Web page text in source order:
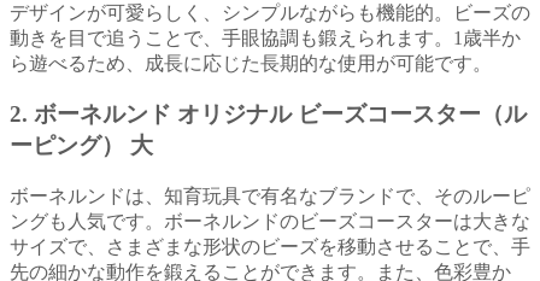
デザインが可愛らしく、シンプルながらも機能的。ビーズの
動きを目で追うことで、手眼協調も鍛えられます。1歳半か
ら遊べるため、成長に応じた長期的な使用が可能です。
2. ボーネルンド オリジナル ビーズコースター（ル
ーピング） 大
ボーネルンドは、知育玩具で有名なブランドで、そのルーピ
ングも人気です。ボーネルンドのビーズコースターは大きな
サイズで、さまざまな形状のビーズを移動させることで、手
先の細かな動作を鍛えることができます。また、色彩豊か